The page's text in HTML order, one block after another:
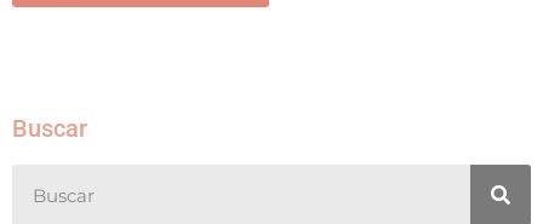
Buscar